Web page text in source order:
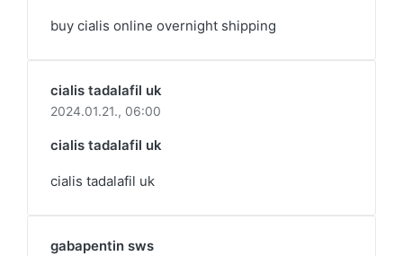
buy cialis online overnight shipping
cialis tadalafil uk
2024.01.21., 06:00
cialis tadalafil uk
cialis tadalafil uk
gabapentin sws